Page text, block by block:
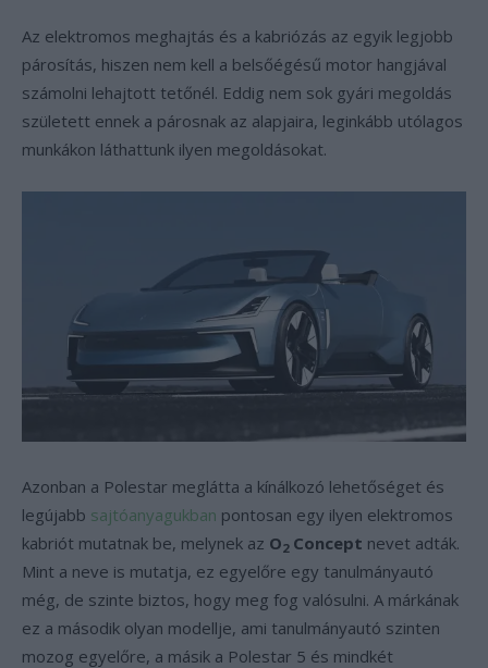
Az elektromos meghajtás és a kabriózás az egyik legjobb
párosítás, hiszen nem kell a belsőégésű motor hangjával
számolni lehajtott tetőnél. Eddig nem sok gyári megoldás
született ennek a párosnak az alapjaira, leginkább utólagos
munkákon láthattunk ilyen megoldásokat.
Azonban a Polestar meglátta a kínálkozó lehetőséget és
legújabb sajtóanyagukban pontosan egy ilyen elektromos
kabriót mutatnak be, melynek az O2Concept nevet adták.
Mint a neve is mutatja, ez egyelőre egy tanulmányautó
még, de szinte biztos, hogy meg fog valósulni. A márkának
ez a második olyan modellje, ami tanulmányautó szinten
mozog egyelőre, a másik a Polestar 5 és mindkét